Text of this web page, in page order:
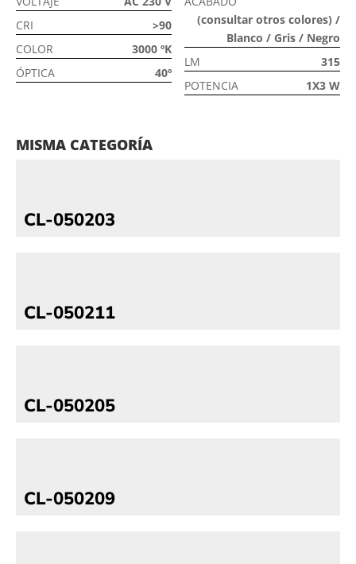
CRI
>90
COLOR
3000 ºK
ÓPTICA
40º
(consultar otros colores) /
Blanco / Gris / Negro
LM
315
POTENCIA
1X3 W
MISMA CATEGORÍA
CL-050203
CL-050211
CL-050205
CL-050209